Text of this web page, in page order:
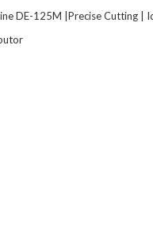
DE-125M |Precise Cutting |